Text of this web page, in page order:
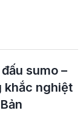
sumo –
khắc nghiệt